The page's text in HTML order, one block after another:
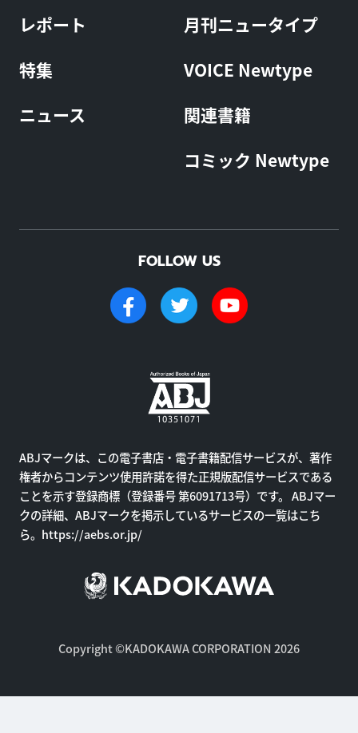
レポート
特集
ニュース
月刊ニュータイプ
VOICE Newtype
関連書籍
コミック Newtype
FOLLOW US
ABJマークは、この電子書店・電子書籍配信サービスが、著作
権者からコンテンツ使用許諾を得た正規版配信サービスである
ことを示す登録商標（登録番号 第6091713号）です。 ABJマー
クの詳細、ABJマークを掲示しているサービスの一覧はこち
ら。 https://aebs.or.jp/
Copyright ©KADOKAWA CORPORATION 2026